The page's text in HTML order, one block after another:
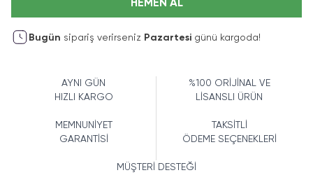
HEMEN AL
Bugün sipariş verirseniz Pazartesi günü kargoda!
AYNI GÜN
HIZLI KARGO
%100 ORİJİNAL VE
LİSANSLI ÜRÜN
MEMNUNİYET
GARANTİSİ
TAKSİTLİ
ÖDEME SEÇENEKLERİ
MÜŞTERİ DESTEĞİ